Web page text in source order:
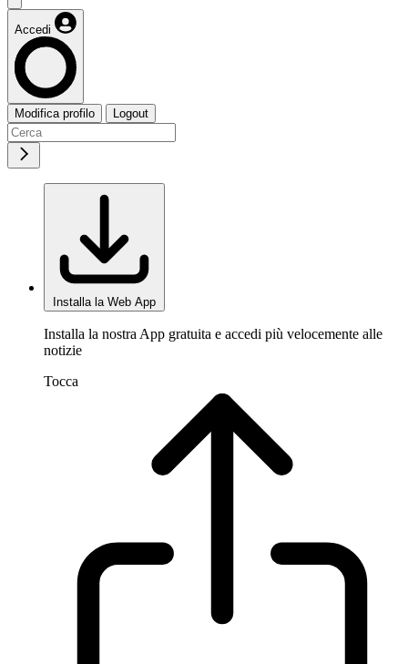
Accedi
Modifica profilo Logout
Installa la Web App
Installa la nostra App gratuita e accedi più velocemente alle
notizie
Tocca